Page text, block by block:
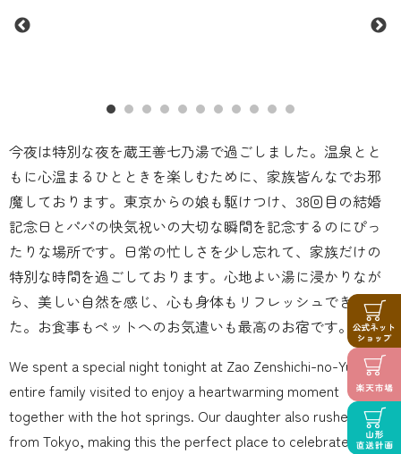
今夜は特別な夜を蔵王善七乃湯で過ごしました。温泉とと
もに心温まるひとときを楽しむために、家族皆んなでお邪
魔しております。東京からの娘も駆けつけ、38回目の結婚
記念日とパパの快気祝いの大切な瞬間を記念するのにぴっ
たりな場所です。日常の忙しさを少し忘れて、家族だけの
特別な時間を過ごしております。心地よい湯に浸かりなが
ら、美しい自然を感じ、心も身体もリフレッシュできまし
た。お食事もペットへのお気遣いも最高のお宿です。❤️
We spent a special night tonight at Zao Zenshichi-no-Yu. Our
entire family visited to enjoy a heartwarming moment
together with the hot springs. Our daughter also rushed in
from Tokyo, making this the perfect place to celebrate both